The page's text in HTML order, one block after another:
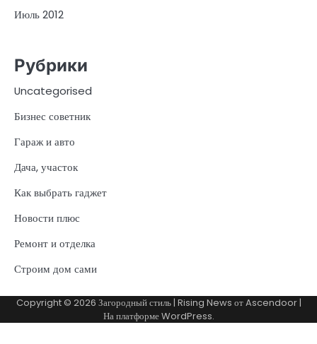
Июль 2012
Рубрики
Uncategorised
Бизнес советник
Гараж и авто
Дача, участок
Как выбрать гаджет
Новости плюс
Ремонт и отделка
Строим дом сами
Copyright © 2026 Загородный стиль| Rising News отAscendoor|
На платформеWordPress.